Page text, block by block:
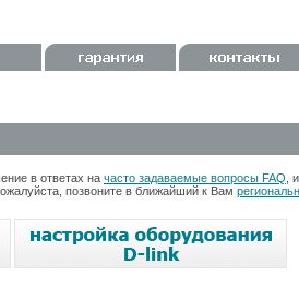
в ответах на часто задаваемые вопросы FAQ ,
позвоните в ближайший к Вам